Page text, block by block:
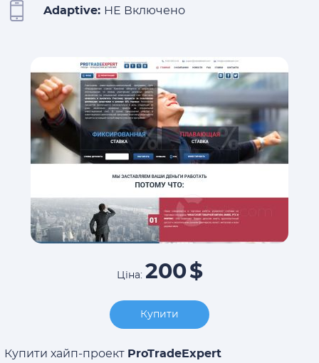
Adaptive: НЕ Включено
Ціна: 200$
Купити
Купити хайп-проект ProTradeExpert